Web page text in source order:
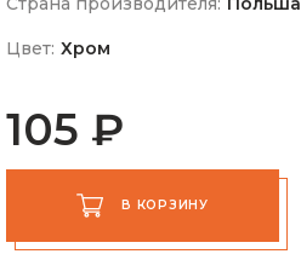
Цвет: Хром
105 ₽
В КОРЗИНУ